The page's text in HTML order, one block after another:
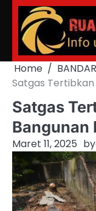
Skip
content
Home
Satgas Tertibkan
Satgas
Bangunan
Maret 11, 2025 by